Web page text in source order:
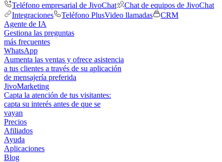
Teléfono empresarial de JivoChat
Chat de equipos de JivoChat
Integraciones
Teléfono PlusVideo llamadas
CRM
Agente de IA
Gestiona las preguntas
más frecuentes
WhatsApp
Aumenta las ventas y ofrece asistencia
a tus clientes a través de su aplicación
de mensajería preferida
JivoMarketing
Capta la atención de tus visitantes:
capta su interés antes de que se
vayan
Precios
Afiliados
Ayuda
Aplicaciones
Blog